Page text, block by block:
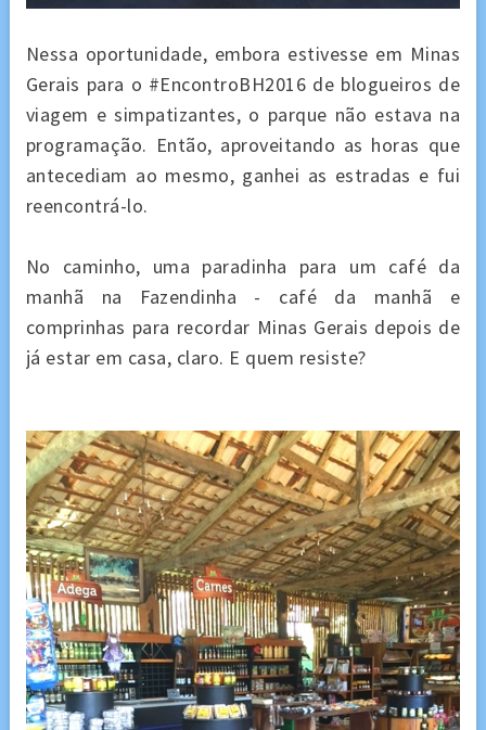
Nessa oportunidade, embora estivesse em Minas
Gerais para o #EncontroBH2016 de blogueiros de
viagem e simpatizantes, o parque não estava na
programação. Então, aproveitando as horas que
antecediam ao mesmo, ganhei as estradas e fui
reencontrá-lo.
No caminho, uma paradinha para um café da
manhã na Fazendinha - café da manhã e
comprinhas para recordar Minas Gerais depois de
já estar em casa, claro. E quem resiste?